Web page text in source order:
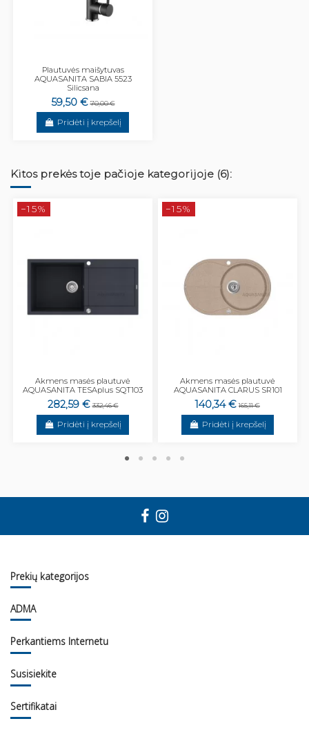
Plautuvės maišytuvas
AQUASANITA SABIA 5523
Silicsana
59,50 € 70,00 €
Pridėti į krepšelį
Kitos prekės toje pačioje kategorijoje (6):
−15%
Akmens masės plautuvė
AQUASANITA TESAplus SQT103
282,59 € 332,46 €
Pridėti į krepšelį
−15%
Akmens masės plautuvė
AQUASANITA CLARUS SR101
140,34 € 165,11 €
Pridėti į krepšelį
Prekių kategorijos
ADMA
Perkantiems Internetu
Susisiekite
Sertifikatai